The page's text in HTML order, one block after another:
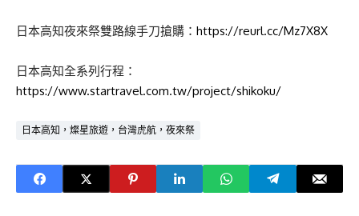
日本高知夜來祭雙路線手刀搶購： https://reurl.cc/Mz7X8X
日本高知全系列行程：
https://www.startravel.com.tw/project/shikoku/
日本高知，燦星旅遊，台灣虎航，夜來祭